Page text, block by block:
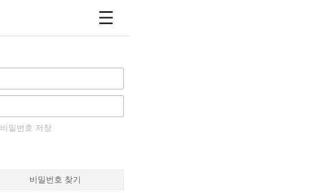
비밀번호 저장
비밀번호 찾기